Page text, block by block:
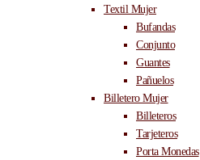
Textil Mujer
Bufandas
Conjunto
Guantes
Pañuelos
Billetero Mujer
Billeteros
Tarjeteros
Porta Monedas